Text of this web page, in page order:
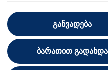
ᲒᲐᲜᲕᲐᲓᲔᲑᲐ
ᲑᲐᲠᲐᲗᲘᲗ ᲒᲐᲓᲐᲮᲓᲐ